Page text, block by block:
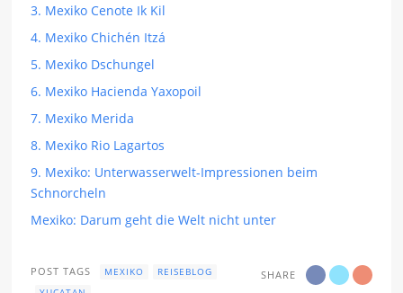
3. Mexiko Cenote Ik Kil
4. Mexiko Chichén Itzá
5. Mexiko Dschungel
6. Mexiko Hacienda Yaxopoil
7. Mexiko Merida
8. Mexiko Rio Lagartos
9. Mexiko: Unterwasserwelt-Impressionen beim
Schnorcheln
Mexiko: Darum geht die Welt nicht unter
SHARE
POST TAGS MEXIKO
REISEBLOG